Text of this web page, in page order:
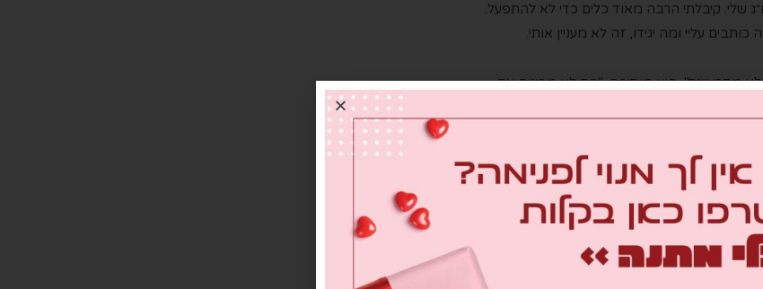
שלי. קיבלתי הרבה מאוד כלים כדי לא להתפעל.
עליי ומה יגידו, זה לא מעניין אותי.
לא מתראיינת", היא מוסיפה.
"הם לא מבינים את
הרבה. אני אומרת לך, מה שמחזיק אותי פה
שאני אעשה למען שמו באהבה. שהעשייה שלי